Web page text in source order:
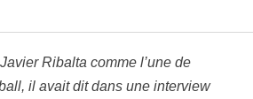
Ribalta comme l’une de
il avait dit dans une interview